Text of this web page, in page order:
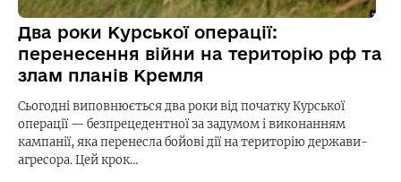
Два роки Курської операції:
перенесення війни на територію рф та
злам планів Кремля
Сьогодні виповнюється два роки від початку Курської
операції — безпрецедентної за задумом і виконанням
кампанії, яка перенесла бойові дії на територію держави-
агресора. Цей крок…